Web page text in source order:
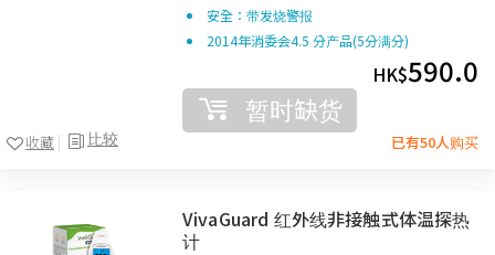
比较
收藏
安全：带发烧警报
2014年消委会4.5 分产品(5分满分)
HK$590.0
暂时缺货
已有50人购买
VivaGuard 红外线非接触式体温探热
计